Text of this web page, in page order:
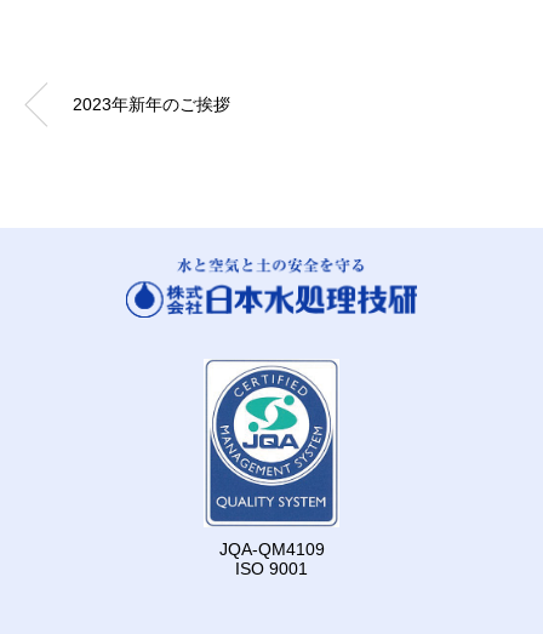
2023年新年のご挨拶
JQA-QM4109
ISO 9001